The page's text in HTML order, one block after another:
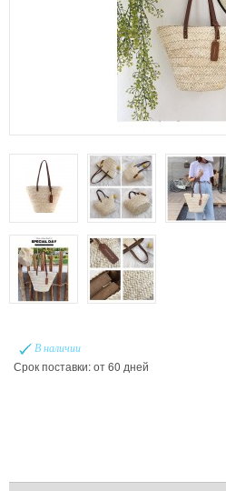
В наличии
Срок поставки: от 60 дней